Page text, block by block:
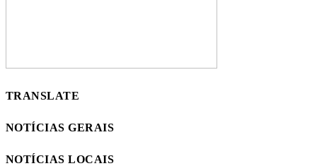
TRANSLATE
NOTÍCIAS GERAIS
NOTÍCIAS LOCAIS